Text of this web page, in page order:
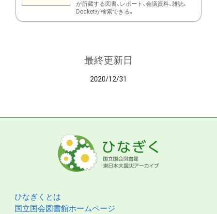
が所蔵する図書、レポート、会議資料、雑誌、
Docketが検索できる。
最終更新日
2020/12/31
ひなぎくとは
国立国会図書館ホームページ